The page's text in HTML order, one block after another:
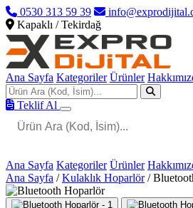
0530 313 59 39
Kapaklı / Tekirdağ
Ana Sayfa Kategoriler Ürünler
Teklif Al
Ana Sayfa Kategoriler Ürünler
Ana Sayfa / Kulaklık Hoparlör /